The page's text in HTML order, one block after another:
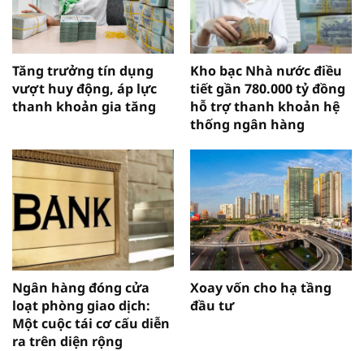
Tăng trưởng tín dụng
vượt huy động, áp lực
thanh khoản gia tăng
Kho bạc Nhà nước điều
tiết gần 780.000 tỷ đồng
hỗ trợ thanh khoản hệ
thống ngân hàng
Ngân hàng đóng cửa
loạt phòng giao dịch:
Một cuộc tái cơ cấu diễn
ra trên diện rộng
Xoay vốn cho hạ tầng
đầu tư